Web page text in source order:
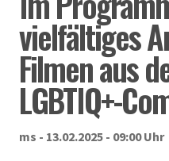
vielfältiges
Filmen aus
LGBTIQ+-
ms - 13.02.2025 - 09:00 Uhr